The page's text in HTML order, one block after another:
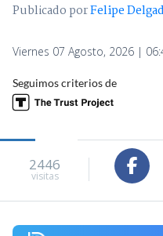
Publicado porFelipe
Viernes 07 Agosto, 2026 |
Seguimos criterios de
2446
visitas